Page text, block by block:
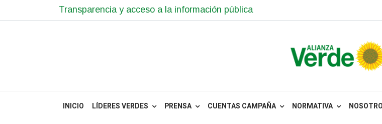
Transparencia y acceso a la información pública
INICIO LÍDERES VERDES PRENSA CUENTAS CAMPAÑA NORMATIVA